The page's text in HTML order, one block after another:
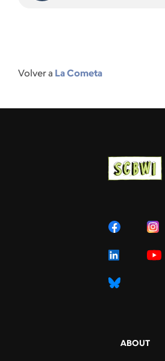
Volver a La Cometa
ABOUT